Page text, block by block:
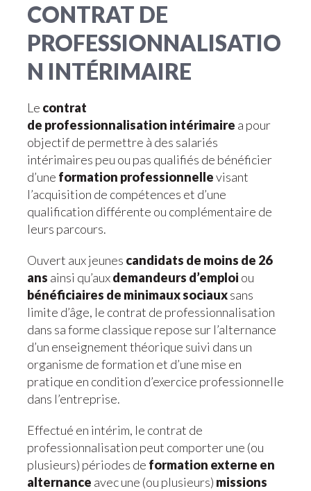
CONTRAT DE
PROFESSIONNALISATIO
N INTÉRIMAIRE
Le contrat
de professionnalisation intérimaire a pour
objectif de permettre à des salariés
intérimaires peu ou pas qualifiés de bénéficier
d’une formation professionnellevisant
l’acquisition de compétences et d’une
qualification différente ou complémentaire de
leurs parcours.
Ouvert aux jeunes candidats de moins de 26
ans ainsi qu’auxdemandeurs d’emploi ou
bénéficiaires de minimaux sociauxsans
limite d’âge, le contrat de professionnalisation
dans sa forme classique repose sur l’alternance
d’un enseignement théorique suivi dans un
organisme de formation et d’une mise en
pratique en condition d’exercice professionnelle
dans l’entreprise.
Effectué en intérim, le contrat de
professionnalisation peut comporter une (ou
plusieurs) périodes de formation externe en
alternance avec une (ou plusieurs) missions